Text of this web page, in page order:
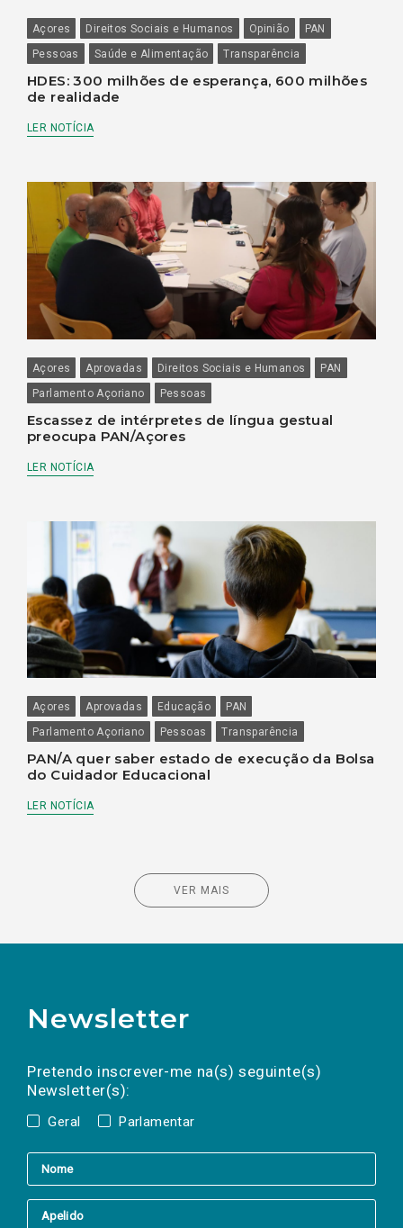
Açores Direitos Sociais e Humanos Opinião
PAN
Pessoas
Saúde e Alimentação Transparência
HDES: 300 milhões de esperança, 600 milhões
de realidade
LER NOTÍCIA
Açores Aprovadas Direitos Sociais e Humanos
PAN
Parlamento Açoriano
Pessoas
Escassez de intérpretes de língua gestual
preocupa PAN/Açores
LER NOTÍCIA
Açores Aprovadas Educação
PAN
Parlamento Açoriano
Pessoas Transparência
PAN/A quer saber estado de execução da Bolsa
do Cuidador Educacional
LER NOTÍCIA
VER MAIS
Newsletter
Pretendo inscrever-me na(s) seguinte(s)
Newsletter(s):
Geral Parlamentar
a(s) newsletter(s).
mail